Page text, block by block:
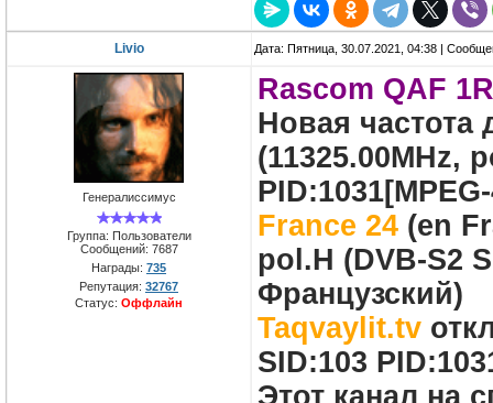
Livio Дата: Пятница, 30.07.2021, 04:38 |
Генералиссимус
Группа: Пользователи
Сообщений: 7687
Награды: 735
Репутация: 32767
Статус: Оффлайн
Rascom QAF
Новая частота
(11325.00MHz,
France 24 (en
pol.H (DVB-S2
Французский)
Taqvaylit.tv
SID:103